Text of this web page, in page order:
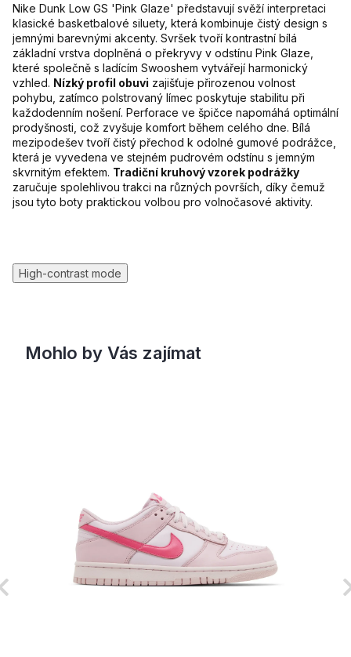
Nike Dunk Low GS 'Pink Glaze' představují svěží interpretaci
klasické basketbalové siluety, která kombinuje čistý design s
jemnými barevnými akcenty. Svršek tvoří kontrastní bílá
základní vrstva doplněná o překryvy v odstínu Pink Glaze,
které společně s ladícím Swooshem vytvářejí harmonický
vzhled. Nízký profil obuvi zajišťuje přirozenou volnost
pohybu, zatímco polstrovaný límec poskytuje stabilitu při
každodenním nošení. Perforace ve špičce napomáhá optimální
prodyšnosti, což zvyšuje komfort během celého dne. Bílá
mezipodešev tvoří čistý přechod k odolné gumové podrážce,
která je vyvedena ve stejném pudrovém odstínu s jemným
skvrnitým efektem. Tradiční kruhový vzorek podrážky
zaručuje spolehlivou trakci na různých površích, díky čemuž
jsou tyto boty praktickou volbou pro volnočasové aktivity.
High-contrast mode